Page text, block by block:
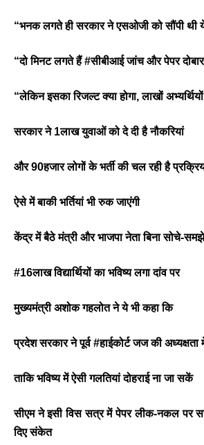
“भनक लगते ही सरकार ने एसओजी को सौंपी थी ये
“दो मिनट लगते हैं #सीबीआई जांच और पेपर
“लेकिन इसका रिजल्ट क्या होगा, लाखों
सरकार ने 1लाख युवाओं को दे दी है नौकरियां
और 90हजार लोगों के भर्ती की चल रही है
ऐसे में बाकी भर्तियां भी रुक जाएंगी
केंद्र में बैठे मंत्री और भाजपा नेता बिना सोचे-
#16लाख विद्यार्थियों का भविष्य लगा दांव पर
मुख्यमंत्री अशोक गहलोत ने ये भी कहा कि
प्रदेश सरकार ने पूर्व #हाईकोर्ट जज की अध्यक्षता
ताकि भविष्य में ऐसी गलतियां दोहराई ना जा सकें
सीएम ने इसी विस सत्र में पेपर लीक-नकल पर
दिए संकेत